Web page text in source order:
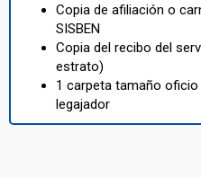
Copia de afiliación o
SISBEN
Copia del recibo del
estrato)
1 carpeta tamaño
legajador